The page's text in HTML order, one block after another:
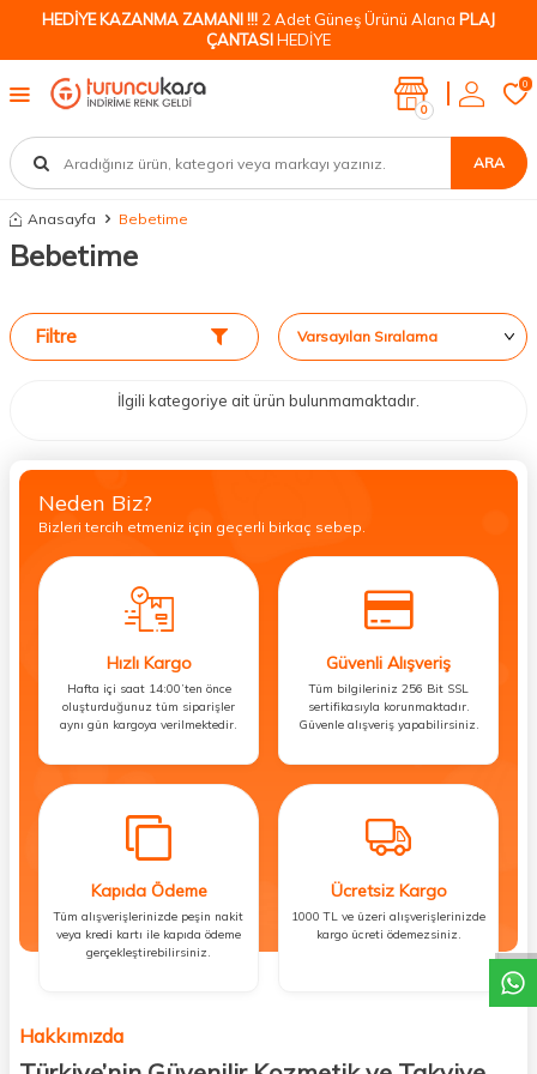
DESTEK
HEDİYE KAZANMA ZAMANI !!! 2 Adet Güneş Ürünü Alana PLAJ
ÇANTASIHEDİYE
ARA
0
0
Anasayfa Bebetime
Bebetime
Filtre
İlgili kategoriye ait ürün bulunmamaktadır.
Neden Biz?
Bizleri tercih etmeniz için geçerli birkaç sebep.
Hızlı Kargo
Hafta içi saat 14:00’ten önce
oluşturduğunuz tüm siparişler
aynı gün kargoya verilmektedir.
Güvenli Alışveriş
Tüm bilgileriniz 256 Bit SSL
sertifikasıyla korunmaktadır.
Güvenle alışveriş yapabilirsiniz.
Kapıda Ödeme
Tüm alışverişlerinizde peşin nakit
veya kredi kartı ile kapıda ödeme
gerçekleştirebilirsiniz.
Ücretsiz Kargo
1000 TL ve üzeri alışverişlerinizde
kargo ücreti ödemezsiniz.
Hakkımızda